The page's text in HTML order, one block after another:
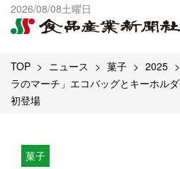
2026/08/08土曜日
出版物一覧へ
試読・購読申し込み
TOP ニュース 菓子 2025
ラのマーチ」エコバッグとキーホル
初登場
菓子